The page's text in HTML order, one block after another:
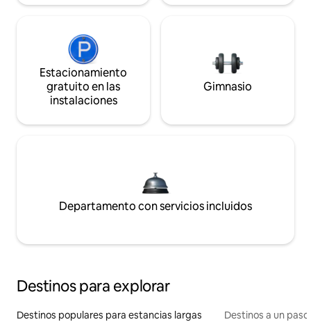
Estacionamiento
gratuito en las
instalaciones
Gimnasio
Departamento con servicios incluidos
Destinos para explorar
Destinos populares para estancias largas Destinos a un